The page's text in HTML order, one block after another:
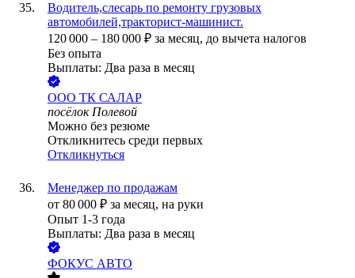
Водитель,слесарь по ремонту грузовых
автомобилей,тракторист-машинист.
120 000 – 180 000 ₽ за месяц, до вычета налогов
Без опыта
Выплаты: Два раза в месяц
ООО ТК САЛАР
посёлок Полевой
Можно без резюме
Откликнитесь среди первых
Откликнуться
Менеджер по продажам
от 80 000 ₽ за месяц, на руки
Опыт 1-3 года
Выплаты: Два раза в месяц
ФОКУС АВТО